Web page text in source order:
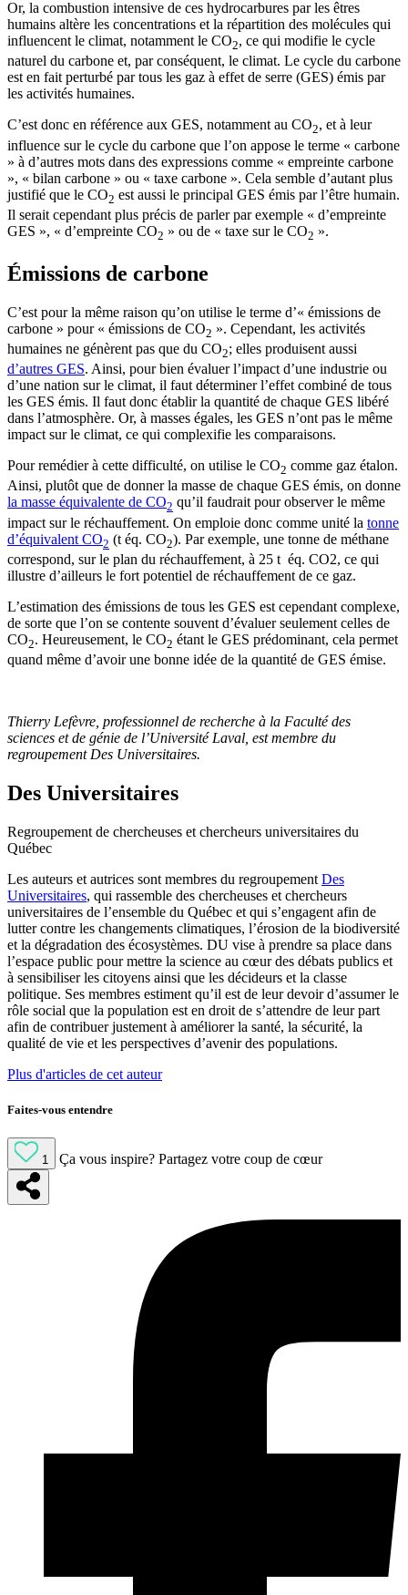
Or, la combustion intensive de ces hydrocarbures par les êtres
humains altère les concentrations et la répartition des molécules qui
influencent le climat, notamment le CO2, ce qui modifie le cycle
naturel du carbone et, par conséquent, le climat. Le cycle du carbone
est en fait perturbé par tous les gaz à effet de serre (GES) émis par
les activités humaines.
C’est donc en référence aux GES, notamment au CO2, et à leur
influence sur le cycle du carbone que l’on appose le terme « carbone
» à d’autres mots dans des expressions comme « empreinte carbone
», « bilan carbone » ou « taxe carbone ». Cela semble d’autant plus
justifié que le CO2 est aussi le principal GES émis par l’être humain.
Il serait cependant plus précis de parler par exemple « d’empreinte
GES », « d’empreinte CO2 » ou de « taxe sur le CO2 ».
Émissions de carbone
C’est pour la même raison qu’on utilise le terme d’« émissions de
carbone » pour « émissions de CO2 ». Cependant, les activités
humaines ne génèrent pas que du CO2; elles produisent aussi
d’autres GES. Ainsi, pour bien évaluer l’impact d’une industrie ou
d’une nation sur le climat, il faut déterminer l’effet combiné de tous
les GES émis. Il faut donc établir la quantité de chaque GES libéré
dans l’atmosphère. Or, à masses égales, les GES n’ont pas le même
impact sur le climat, ce qui complexifie les comparaisons.
Pour remédier à cette difficulté, on utilise le CO2 comme gaz étalon.
Ainsi, plutôt que de donner la masse de chaque GES émis, on donne
la masse équivalente de CO2 qu’il faudrait pour observer le même
impact sur le réchauffement. On emploie donc comme unité la tonne
d’équivalent CO2 (t éq. CO2). Par exemple, une tonne de méthane
correspond, sur le plan du réchauffement, à 25 t éq. CO2, ce qui
illustre d’ailleurs le fort potentiel de réchauffement de ce gaz.
L’estimation des émissions de tous les GES est cependant complexe,
de sorte que l’on se contente souvent d’évaluer seulement celles de
CO2. Heureusement, le CO2 étant le GES prédominant, cela permet
quand même d’avoir une bonne idée de la quantité de GES émise.
Thierry Lefèvre, professionnel de recherche à la Faculté des
sciences et de génie de l’Université Laval, est membre du
regroupement Des Universitaires.
Des Universitaires
Regroupement de chercheuses et chercheurs universitaires du
Québec
Les auteurs et autrices sont membres du regroupement Des
Universitaires, qui rassemble des chercheuses et chercheurs
universitaires de l’ensemble du Québec et qui s’engagent afin de
lutter contre les changements climatiques, l’érosion de la biodiversité
et la dégradation des écosystèmes. DU vise à prendre sa place dans
l’espace public pour mettre la science au cœur des débats publics et
à sensibiliser les citoyens ainsi que les décideurs et la classe
politique. Ses membres estiment qu’il est de leur devoir d’assumer le
rôle social que la population est en droit de s’attendre de leur part
afin de contribuer justement à améliorer la santé, la sécurité, la
qualité de vie et les perspectives d’avenir des populations.
Plus d'articles de cet auteur
Faites-vous entendre
1 Ça vous inspire? Partagez votre coup de cœur